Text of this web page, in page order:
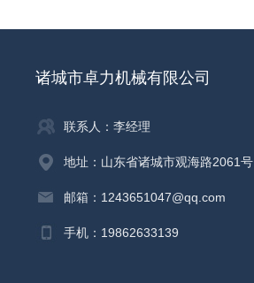
诸城市卓力机械有限公司
联系人：李经理
地址：山东省诸城市观海路2061号
邮箱：1243651047@qq.com
手机：19862633139